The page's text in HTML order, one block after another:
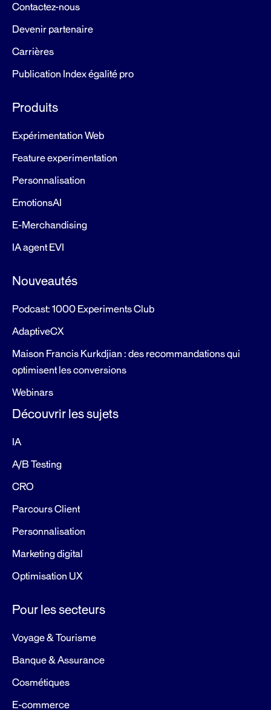
Contactez-nous
Devenir partenaire
Carrières
Publication Index égalité pro
Produits
Expérimentation Web
Feature experimentation
Personnalisation
EmotionsAI
E-Merchandising
IA agent EVI
Nouveautés
Podcast: 1000 Experiments Club
AdaptiveCX
Maison Francis Kurkdjian : des recommandations qui
optimisent les conversions
Webinars
Découvrir les sujets
IA
A/B Testing
CRO
Parcours Client
Personnalisation
Marketing digital
Optimisation UX
Pour les secteurs
Voyage & Tourisme
Banque & Assurance
Cosmétiques
E-commerce